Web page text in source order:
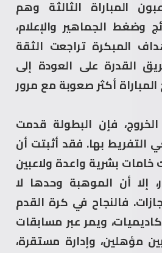
المباراة الثالثة وهم
وضغط الجماهير والإعلام،
المبكرة تراجعت الثقة
القدرة على العودة إلى
أكثر صعوبة مع مرور
فإن البطولة قدمت
التفريط بها. فقد أثبتت أن
خامات بشرية واعدة ولاعبين
إلا أن الموهبة وحدها لا
فالنجاح في كرة القدم
ويمر عبر مسابقات
مؤهلين، وإدارة مستقرة،